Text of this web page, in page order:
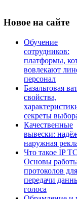
Новое на сайте
Обучение
сотрудников:
платформы,
вовлекают
персонал
Базальтовая
свойства,
секреты
Качественные
вывески:
наружная
Что такое IP
Основы
протоколов для
передачи
голоса